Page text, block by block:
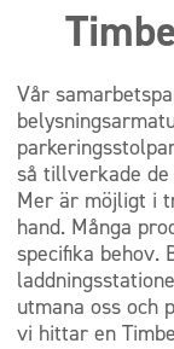
Vår
så tillverkade
Mer är möjligt i
hand. Många
specifika behov.
utmana oss och
vi hittar en